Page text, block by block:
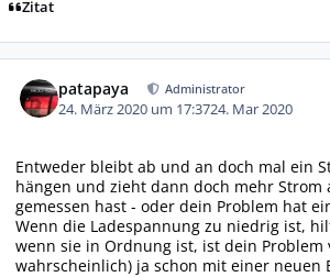
Zitat
patapaya Administrator
24. März 2020 um 17:3724. Mar 2020
Entweder bleibt ab und an doch mal ein
hängen und zieht dann doch mehr Strom
gemessen hast - oder dein Problem hat
Wenn die Ladespannung zu niedrig ist,
wenn sie in Ordnung ist, ist dein Problem
wahrscheinlich) ja schon mit einer neuen